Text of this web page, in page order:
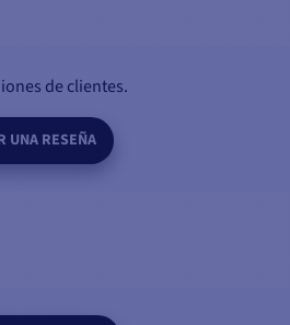
de clientes.
UNA RESEÑA